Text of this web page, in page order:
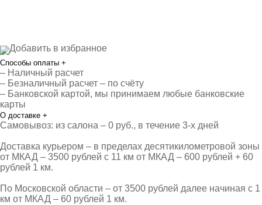
Добавить в избранное
Способы оплаты +
– Наличный расчет
– Безналичный расчет – по счёту
– Банковской картой, мы принимаем любые банковские
карты
О доставке +
Самовывоз: из салона – 0 руб., в течение 3-х дней
Доставка курьером – в пределах десятикилометровой зоны
от МКАД – 3500 рублей с 11 км от МКАД – 600 рублей + 60
рублей 1 км.
По Московской области – от 3500 рублей далее начиная с 1
км от МКАД – 60 рублей 1 км.